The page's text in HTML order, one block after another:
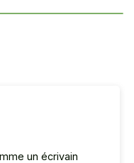
un écrivain